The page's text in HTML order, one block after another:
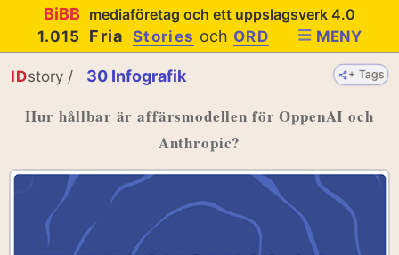
BiBB mediaföretag och ett uppslagsverk 4.0
1.015
FriaStories och ORD MENY
+ Tags
IDstory / 30 Infografik
Hur hållbar är affärsmodellen för OppenAI och
Anthropic?